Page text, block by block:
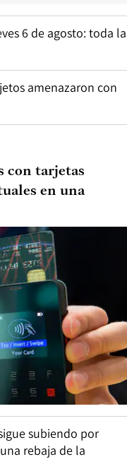
6 de agosto: toda la
amenazaron con
con tarjetas
en una
subiendo por
rebaja de la